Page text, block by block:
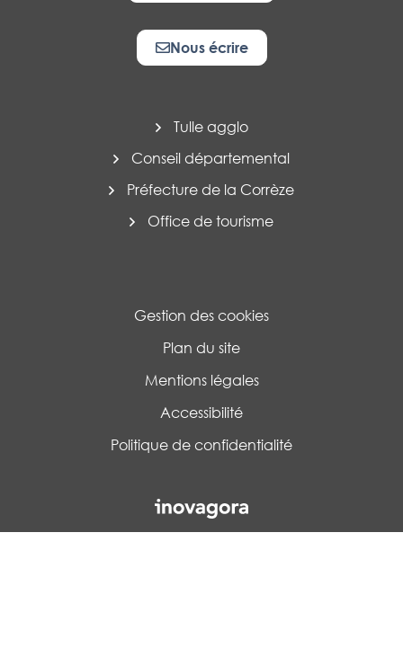
Nous écrire
Tulle agglo
Conseil départemental
Préfecture de la Corrèze
Office de tourisme
Gestion des cookies
Plan du site
Mentions légales
Accessibilité
Politique de confidentialité